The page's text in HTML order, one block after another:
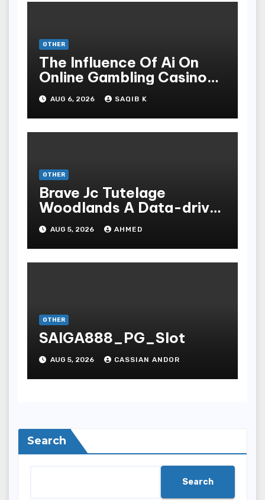
OTHER
The Influence Of Ai On
Online Gambling Casino
Experiences
AUG 6, 2026 SAQIB K
OTHER
Brave Jc Tutelage
Woodlands A Data-driven
Dissection
AUG 5, 2026 AHMED
OTHER
SAIGA888_PG_Slot
AUG 5, 2026 CASSIAN ANDOR
Search
Search